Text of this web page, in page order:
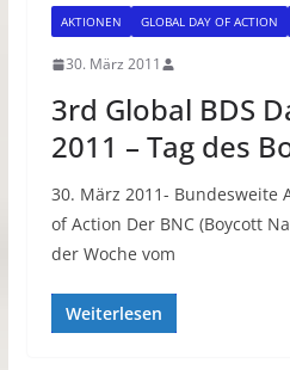
AKTIONEN GLOBAL DAY OF ACTION
30. März 2011
3rd Global BDS
2011 – Tag des
30. März 2011- Bundesweite
of Action Der BNC (Boycott
der Woche vom
Weiterlesen